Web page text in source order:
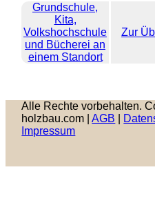
Grundschule,
Kita,
Volkshochschule
und Bücherei an
einem Standort
Zur
Alle Rechte vorbehalten.
holzbau.com |AGB
Impressum